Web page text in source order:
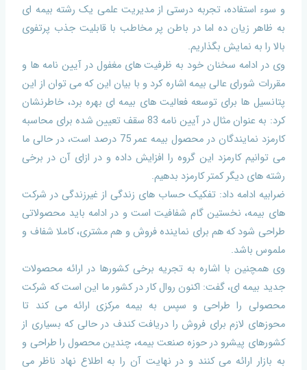
و سوء استفاده، تجربه درستی از مدیریت علمی یک رشته بیمه ای
به ظاهر زیان ده اما در باطن پر مخاطب با قابلیت جذب پرتفوی
بالا را به نمایش بگذاریم.
وی در ادامه سخنان خود به ظرفیت های مغفول در آیین نامه ها و
مقررات شورای عالی بیمه اشاره کرد و با بیان این که می توان از این
پتانسیل ها برای توسعه فعالیت های بیمه ای بهره برد، خاطرنشان
کرد: به عنوان مثال در آیین نامه 83 سقف تعیین شده برای محاسبه
کارمزد نمایندگان در محصول بیمه عمر 75 درصد است، در حالی ما
می توانیم کارمزد این گروه را افزایش داده و در ازای آن در برخی
رشته های دیگر کمتر کارمزد بدهیم.
ضرابیه ادامه داد: تفکیک حساب های زندگی از غیرزندگی در شرکت
های بیمه، نخستین گام شفافیت است و در ادامه باید محصولاتی
طراحی شود که هم برای نماینده فروش و هم مشتری، کاملا شفاف و
ملموس باشد.
وی همچنین با اشاره به تجریه برخی کشورها در ارائه محصولات
جدید بیمه ای، گفت: اکنون روال کار در کشور ما این است که شرکت
محصولی را طراحی و سپس به بیمه مرکزی ارائه می کند تا
محوزهای لازم برای فروش را دریافت کندف در حالی که بسیاری از
کشورهای پیشرو در حوزه صنعت بیمه، چندین محصول را طراحی و
به بازار ارائه می کنند و در نهایت آن را به اطلاع نهاد ناظر می